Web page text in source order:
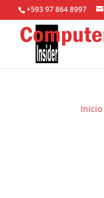
+593 97 864 8997
Inicio